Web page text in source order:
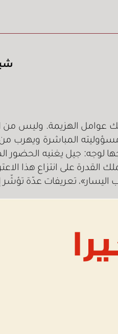
عوامل الهزيمة. وليس من
المباشرة ويهرب
القدرة على انتزاع هذا
اليسار»، تعريفات عدّة